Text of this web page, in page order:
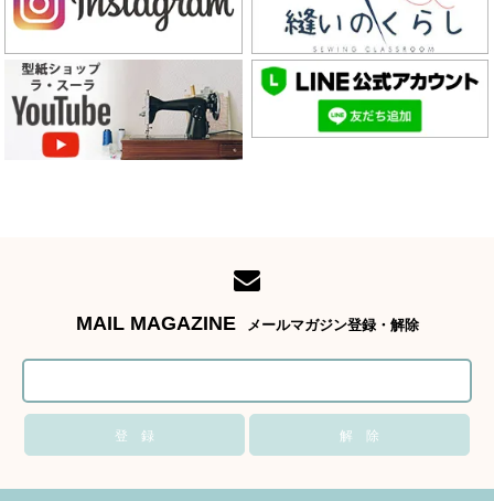
MAIL MAGAZINE メールマガジン登録・解除